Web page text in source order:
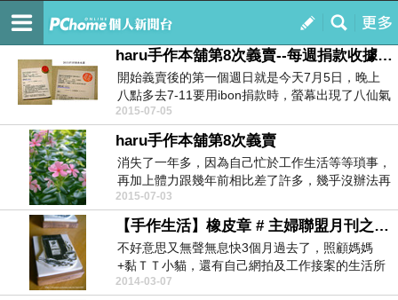
我的
訂閱
はるの手作本舖
haru手作本舖第8次義賣--每週捐款收據【義賣結束】
開始義賣後的第一個週日就是今天7月5日，晚上
八點多去7-11要用ibon捐款時，螢幕出現了八仙氣
爆募...
2015-07-05
haru手作本舖第8次義賣
消失了一年多，因為自己忙於工作生活等等瑣事，
再加上體力跟幾年前相比差了許多，幾乎沒辦法再
跟以前一樣熬...
2015-07-03
【手作生活】橡皮章 # 主婦聯盟月刊之雨林咖啡
不好意思又無聲無息快3個月過去了，照顧媽媽
+黏ＴＴ小貓，還有自己網拍及工作接案的生活所
累積的壓力和疲...
2014-03-07